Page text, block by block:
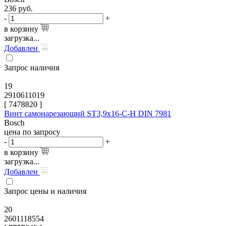
236 руб.
-
+
в корзину
загрузка...
Добавлен
Запрос наличия
19
2910611019
[ 7478820 ]
Винт самонарезающий ST3,9x16-C-H DIN 7981
Bosch
цена по запросу
-
+
в корзину
загрузка...
Добавлен
Запрос цены и наличия
20
2601118554